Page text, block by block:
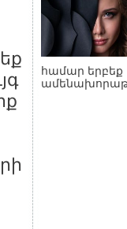
համար երբեք